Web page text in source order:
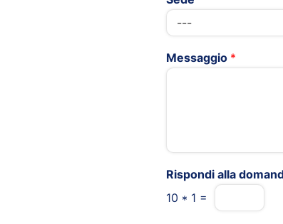
Messaggio *
Rispondi alla
10 * 1 =